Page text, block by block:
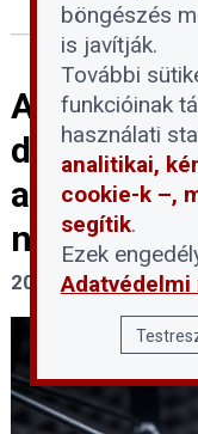
digitális
az új
2025. július 29.
böngészés
is javítják.
További
funkcióinak
használati
analitikai,
cookie-k –,
segítik.
Ezek